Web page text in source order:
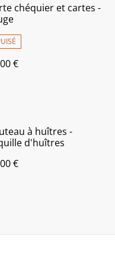
chéquier et cartes -
€
à huîtres -
d'huîtres
€